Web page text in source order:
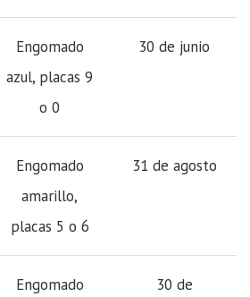
Engomado
azul, placas 9
o 0
30 de junio
Engomado
amarillo,
placas 5 o 6
31 de agosto
Engomado
30 de